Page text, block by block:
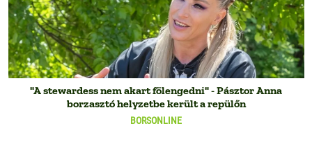
BORSONLINE
"A stewardess nem akart fölengedni" - Pásztor Anna
borzasztó helyzetbe került a repülőn